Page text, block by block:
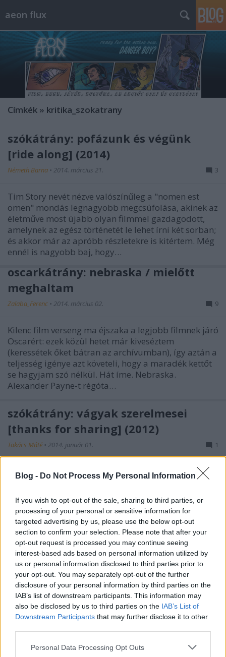
Blog - Do Not Process My Personal Information
If you wish to opt-out of the sale, sharing to third parties, or
processing of your personal or sensitive information for
targeted advertising by us, please use the below opt-out
section to confirm your selection. Please note that after your
opt-out request is processed you may continue seeing
interest-based ads based on personal information utilized by
us or personal information disclosed to third parties prior to
your opt-out. You may separately opt-out of the further
disclosure of your personal information by third parties on the
IAB’s list of downstream participants. This information may
also be disclosed by us to third parties on the IAB’s List of
Downstream Participants that may further disclose it to other
Please note that this website/app uses one or more Google
Personal Data Processing Opt Outs
aeon flux
Címkék » kritika_szokatrany
szókátrány: pofázunk és végünk
[ride along] (2014)
Németh Barna • 2014. március 21. 3
Tim Story nevét nézve valószínűleg a "nomen est
omen" mondás legnagyobb megcsúfolása, akinek az
életműve most újabb olyan filmmel gazdagodott,
amelynek az egész történetét le lehet írni két sorban;
és akkor már az apróbb részletekre is kitértem. Még
ennél is nagyobb baj, hogy…
oscarkátrány: nebraska / mielőtt
meghaltam
Zalaba_Ferenc • 2014. március 02. 9
Kilenc film verseng ma éjszaka a legjobb filmnek járó
Oscarért: ezek közül hetet már kiveséztem
(keressétek őket bátran az archívumban), így aztán a
teljesség igénye azt követeli, hogy a maradék kettőt
se hagyjam szó nélkül. Hát íme. Nebraska.
Alexander Payne-t régóta…
szókátrány: vágyak szerelmesei
[thanks for sharing] (2012)
Takács Máté • 2014. január 01. 1
A gyerekek jól vannakért Oscarra jelölt Stuart
Blumberg filmje pontosan olyan, amilyen a magyar
szorul, alighanem ennyi is kellőképpen betájolja,
mire is lehet számítani tőle. Semmi különösre. Pedig
ezzel a témával könnyedén ki…
szókátrány: a komornyik [the butler]
(2013)
Zalaba_Ferenc •2013. november 20.
Cecil Gaines (Forest Whitaker) nyolc amerikai elnök
mellett szolgált komornyikként, és mint
mesterségének legjobb űzői (Hogy van, Mr. Stevens?),
munkásságának 30 éve alatt mindvégig észrevétlen